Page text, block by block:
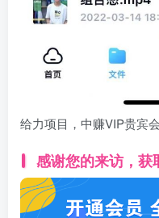
给力项目，中赚VIP贵宾
感谢您的来访，获